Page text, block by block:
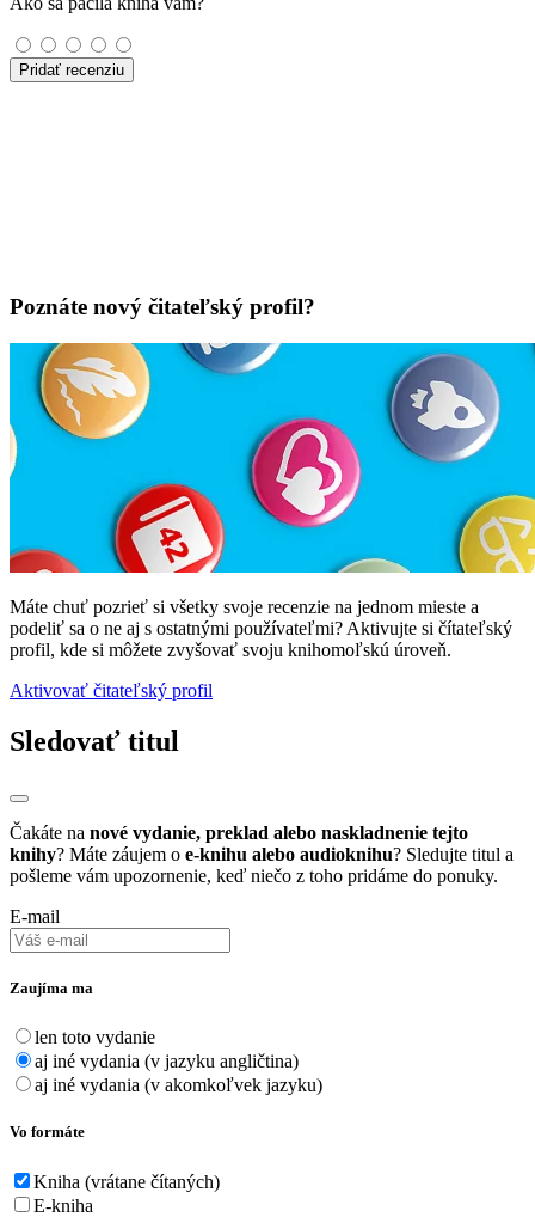
Pridať recenziu
Poznáte nový čitateľský profil?
Máte chuť pozrieť si všetky svoje recenzie na jednom mieste a
podeliť sa o ne aj s ostatnými používateľmi? Aktivujte si čítateľský
profil, kde si môžete zvyšovať svoju knihomoľskú úroveň.
Aktivovať čitateľský profil
Sledovať titul
Čakáte na nové vydanie, preklad alebo naskladnenie tejto
knihy? Máte záujem o e-knihu alebo audioknihu? Sledujte titul a
pošleme vám upozornenie, keď niečo z toho pridáme do ponuky.
E-mail
Zaujíma ma
len toto vydanie
aj iné vydania (v jazyku angličtina)
aj iné vydania (v akomkoľvek jazyku)
Vo formáte
Kniha (vrátane čítaných)
E-kniha